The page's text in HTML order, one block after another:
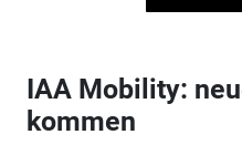
IAA Mobility:
kommen